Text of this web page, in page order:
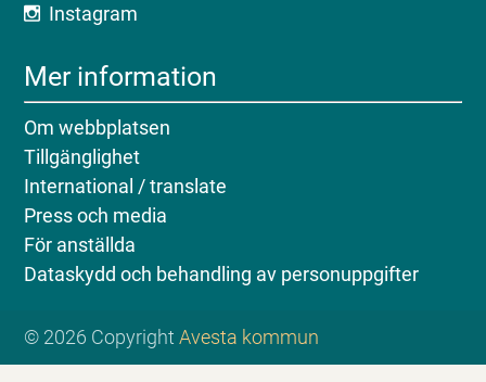
Instagram
Mer information
Om webbplatsen
Tillgänglighet
International / translate
Press och media
För anställda
Dataskydd och behandling av personuppgifter
© 2026 CopyrightAvesta kommun